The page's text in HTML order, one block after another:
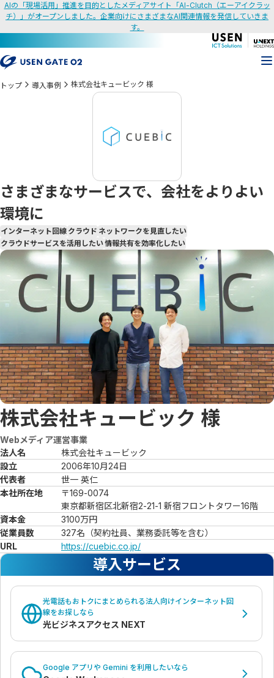
AIの「現場活用」推進を目的としたメディアサイト「AI-Clutch（エーアイクラッ
チ）」がオープンしました。企業向けにさまざまなAI関連情報を発信していきま
す。
トップ 導入事例 株式会社キュービック 様
さまざまなサービスで、会社をよりよい
環境に
インターネット回線 クラウド ネットワークを見直したい
クラウドサービスを活用したい情報共有を効率化したい
株式会社キュービック 様
Webメディア運営事業
法人名
株式会社キュービック
設立
2006年10月24日
代表者
世一 英仁
本社所在地
〒169-0074
東京都新宿区北新宿2-21-1 新宿フロントタワー16階
資本金
3100万円
従業員数
327名（契約社員、業務委託等を含む）
URL
https://cuebic.co.jp/
導入サービス
光電話もおトクにまとめられる法人向けインターネット回
線をお探しなら
光ビジネスアクセス NEXT
Google アプリや Gemini を利用したいなら